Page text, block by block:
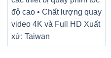
độ cao • Chất lượng quay
video 4K và Full HD Xuất
xứ: Taiwan